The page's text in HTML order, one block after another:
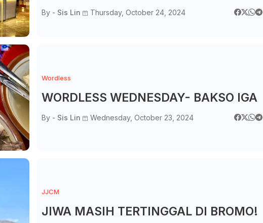
By - Sis Lin Thursday, October 24, 2024
Wordless
WORDLESS WEDNESDAY- BAKSO IGA
By - Sis Lin Wednesday, October 23, 2024
JJCM
JIWA MASIH TERTINGGAL DI BROMO!